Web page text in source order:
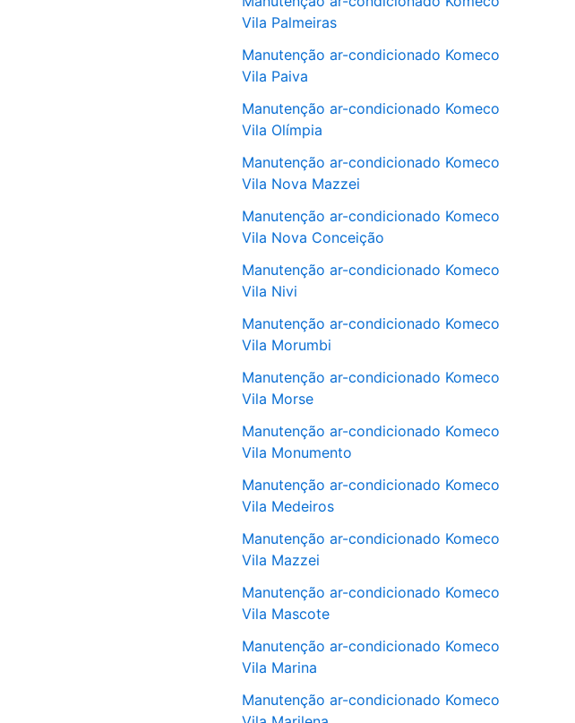
Vila Palmeiras
Manutenção ar-condicionado Komeco
Vila Paiva
Manutenção ar-condicionado Komeco
Vila Olímpia
Manutenção ar-condicionado Komeco
Vila Nova Mazzei
Manutenção ar-condicionado Komeco
Vila Nova Conceição
Manutenção ar-condicionado Komeco
Vila Nivi
Manutenção ar-condicionado Komeco
Vila Morumbi
Manutenção ar-condicionado Komeco
Vila Morse
Manutenção ar-condicionado Komeco
Vila Monumento
Manutenção ar-condicionado Komeco
Vila Medeiros
Manutenção ar-condicionado Komeco
Vila Mazzei
Manutenção ar-condicionado Komeco
Vila Mascote
Manutenção ar-condicionado Komeco
Vila Marina
Manutenção ar-condicionado Komeco